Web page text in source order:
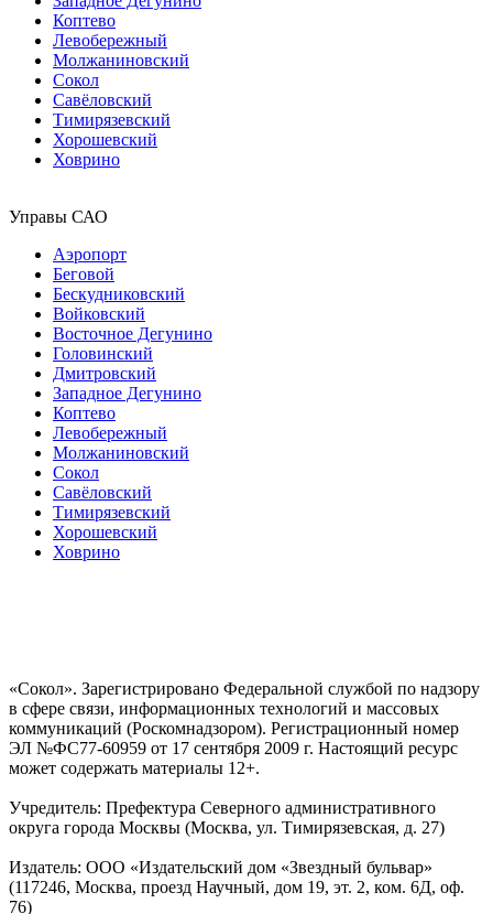
Коптево
Левобережный
Молжаниновский
Сокол
Савёловский
Тимирязевский
Хорошевский
Ховрино
Управы САО
Аэропорт
Беговой
Бескудниковский
Войковский
Восточное Дегунино
Головинский
Дмитровский
Западное Дегунино
Коптево
Левобережный
Молжаниновский
Сокол
Савёловский
Тимирязевский
Хорошевский
Ховрино
«Сокол». Зарегистрировано Федеральной службой по надзору
в сфере связи, информационных технологий и массовых
коммуникаций (Роскомнадзором). Регистрационный номер
ЭЛ №ФС77-60959 от 17 сентября 2009 г. Настоящий ресурс
может содержать материалы 12+.
Учредитель: Префектура Северного административного
округа города Москвы (Москва, ул. Тимирязевская, д. 27)
Издатель: ООО «Издательский дом «Звездный бульвар»
(117246, Москва, проезд Научный, дом 19, эт. 2, ком. 6Д, оф.
76)